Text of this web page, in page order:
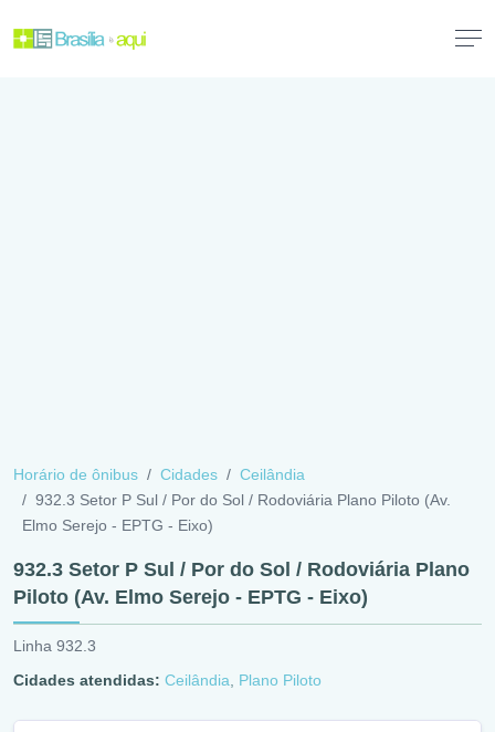
Horário de ônibus Cidades
Ceilândia
932.3 Setor P Sul / Por do Sol / Rodoviária Plano Piloto (Av.
Elmo Serejo - EPTG - Eixo)
932.3 Setor P Sul / Por do Sol / Rodoviária Plano
Piloto (Av. Elmo Serejo - EPTG - Eixo)
Linha 932.3
Cidades atendidas: Ceilândia Plano Piloto